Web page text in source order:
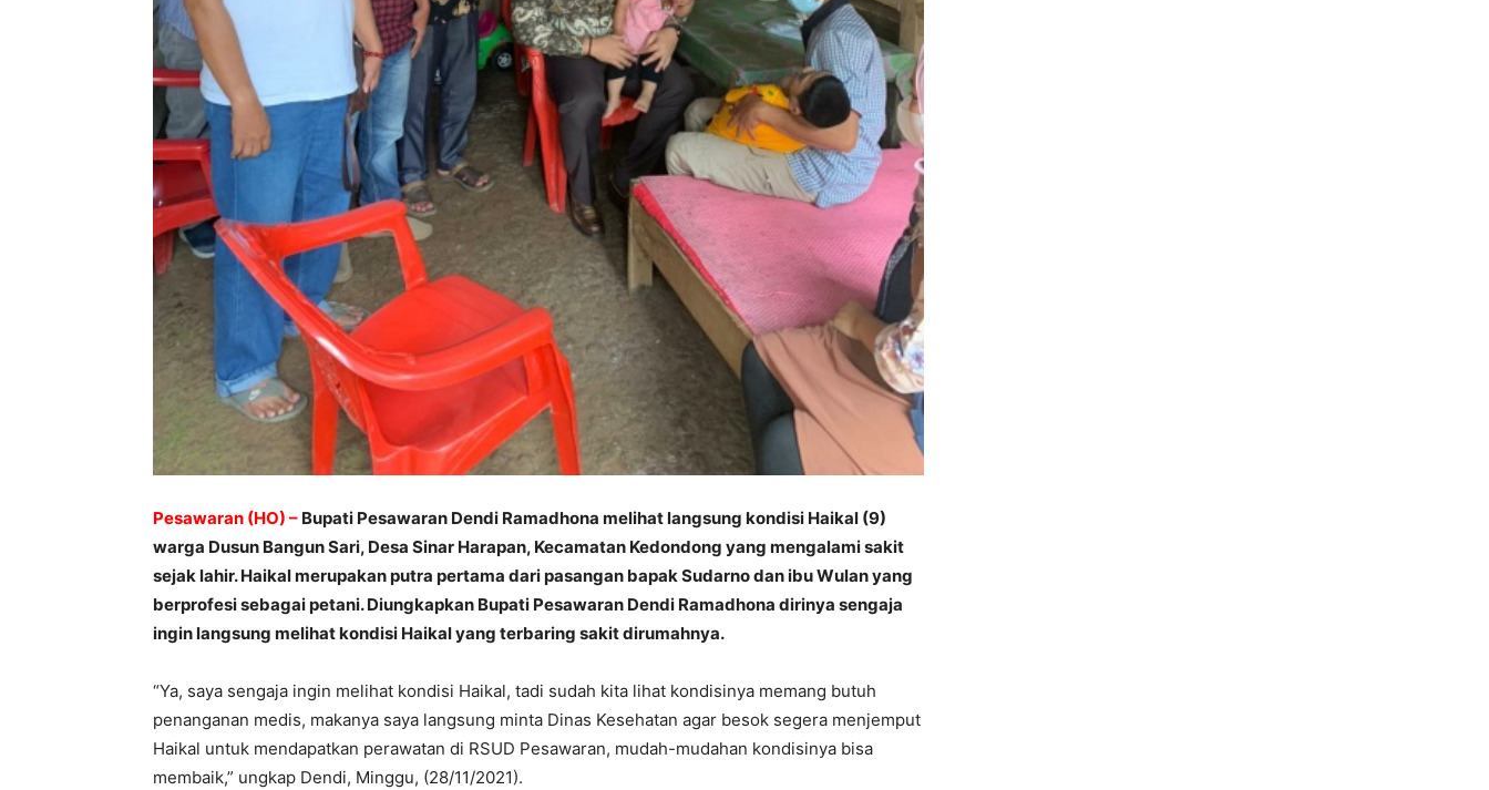
Pesawaran (HO) – Bupati Pesawaran Dendi Ramadhona melihat langsung kondisi Haikal (9)
warga Dusun Bangun Sari, Desa Sinar Harapan, Kecamatan Kedondong yang mengalami sakit
sejak lahir. Haikal merupakan putra pertama dari pasangan bapak Sudarno dan ibu Wulan yang
berprofesi sebagai petani. Diungkapkan Bupati Pesawaran Dendi Ramadhona dirinya sengaja
ingin langsung melihat kondisi Haikal yang terbaring sakit dirumahnya.
“Ya, saya sengaja ingin melihat kondisi Haikal, tadi sudah kita lihat kondisinya memang butuh
penanganan medis, makanya saya langsung minta Dinas Kesehatan agar besok segera menjemput
Haikal untuk mendapatkan perawatan di RSUD Pesawaran, mudah-mudahan kondisinya bisa
membaik,” ungkap Dendi, Minggu, (28/11/2021).